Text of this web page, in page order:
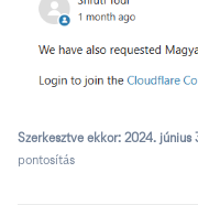
Szerkesztve ekkor: 2024. június
pontosítás